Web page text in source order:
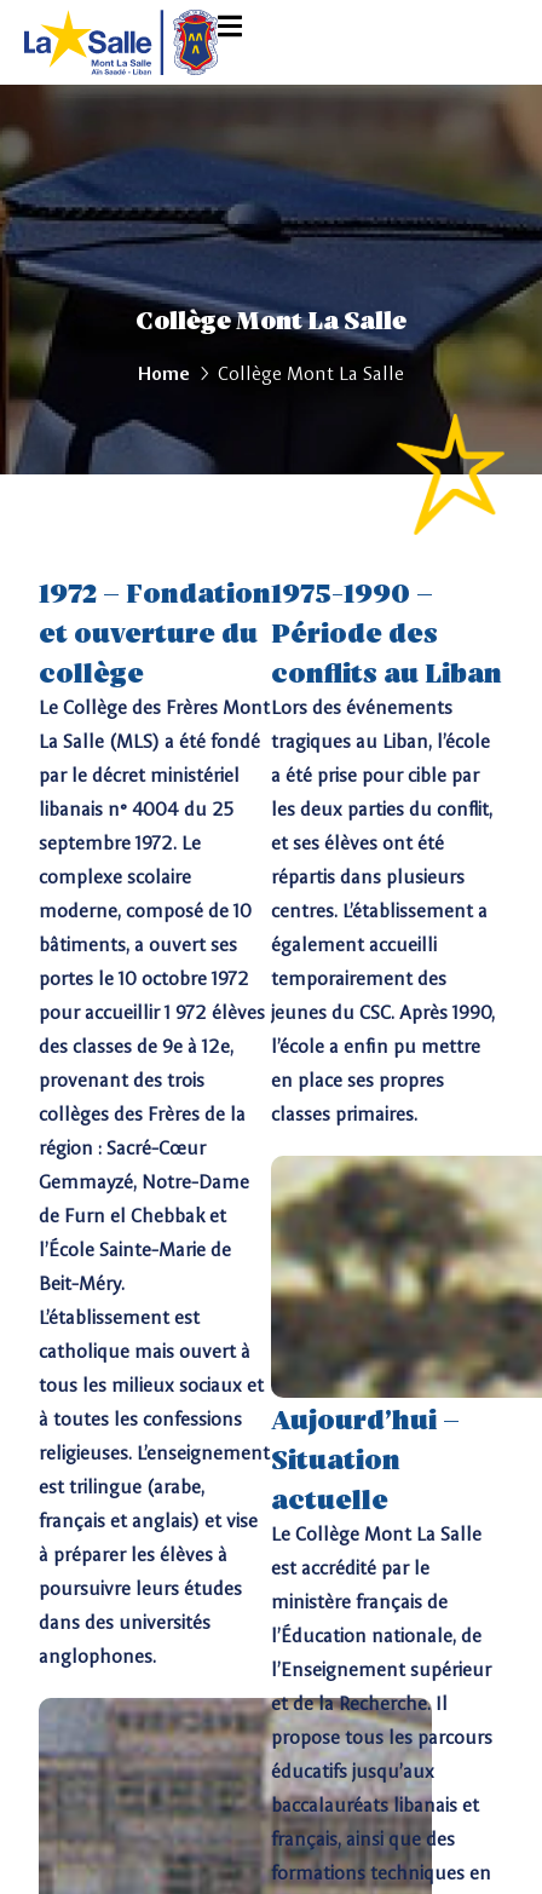
Collège Mont La Salle
Home Collège Mont La Salle
1972 – Fondation
et ouverture du
collège
Le Collège des Frères Mont
La Salle (MLS) a été fondé
par le décret ministériel
libanais n° 4004 du 25
septembre 1972. Le
complexe scolaire
moderne, composé de 10
bâtiments, a ouvert ses
portes le 10 octobre 1972
pour accueillir 1 972 élèves
des classes de 9e à 12e,
provenant des trois
collèges des Frères de la
région : Sacré-Cœur
Gemmayzé, Notre-Dame
de Furn el Chebbak et
l’École Sainte-Marie de
Beit-Méry.
L’établissement est
catholique mais ouvert à
tous les milieux sociaux et
à toutes les confessions
religieuses. L’enseignement
est trilingue (arabe,
français et anglais) et vise
à préparer les élèves à
poursuivre leurs études
dans des universités
anglophones.
1975-1990 –
Période des
conflits au Liban​
Lors des événements
tragiques au Liban, l’école
a été prise pour cible par
les deux parties du conflit,
et ses élèves ont été
répartis dans plusieurs
centres. L’établissement a
également accueilli
temporairement des
jeunes du CSC. Après 1990,
l’école a enfin pu mettre
en place ses propres
classes primaires.
Aujourd’hui –
Situation
actuelle
Le Collège Mont La Salle
est accrédité par le
ministère français de
l’Éducation nationale, de
l’Enseignement supérieur
et de la Recherche. Il
propose tous les parcours
éducatifs jusqu’aux
baccalauréats libanais et
français, ainsi que des
formations techniques en